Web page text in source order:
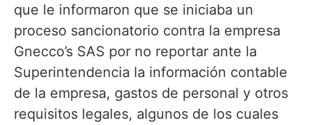
que le informaron que se iniciaba un
proceso sancionatorio contra la empresa
Gnecco’s SAS por no reportar ante la
Superintendencia la información contable
de la empresa, gastos de personal y otros
requisitos legales, algunos de los cuales